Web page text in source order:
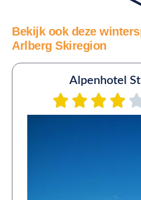
Bekijk ook deze
Arlberg Skiregion
Alpenhotel